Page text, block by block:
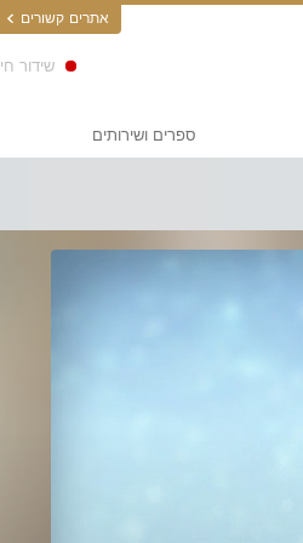
אתרים קשורים
שידור חי
של סיינטולוגיה
ספרים ושירותים